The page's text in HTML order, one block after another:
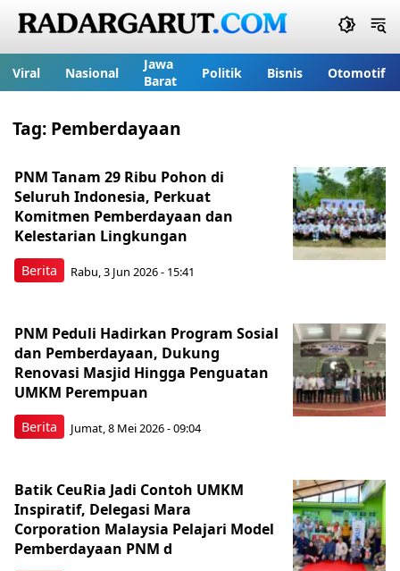
Viral Nasional
Jawa
Barat
Politik Bisnis Otomotif
Tag: Pemberdayaan
Berita
PNM Tanam 29 Ribu Pohon di
Seluruh Indonesia, Perkuat
Komitmen Pemberdayaan dan
Kelestarian Lingkungan
Rabu, 3 Jun 2026 - 15:41
Berita
PNM Peduli Hadirkan Program Sosial
dan Pemberdayaan, Dukung
Renovasi Masjid Hingga Penguatan
UMKM Perempuan
Jumat, 8 Mei 2026 - 09:04
Batik CeuRia Jadi Contoh UMKM
Inspiratif, Delegasi Mara
Corporation Malaysia Pelajari Model
Pemberdayaan PNM d